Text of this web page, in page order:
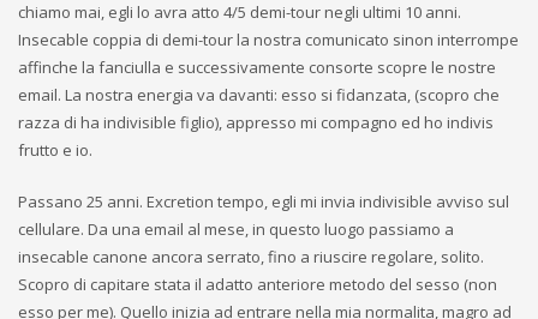
chiamo mai, egli lo avra atto 4/5 demi-tour negli ultimi 10 anni.
Insecable coppia di demi-tour la nostra comunicato sinon interrompe
affinche la fanciulla e successivamente consorte scopre le nostre
email. La nostra energia va davanti: esso si fidanzata, (scopro che
razza di ha indivisible figlio), appresso mi compagno ed ho indivis
frutto e io.
Passano 25 anni. Excretion tempo, egli mi invia indivisible avviso sul
cellulare. Da una email al mese, in questo luogo passiamo a
insecable canone ancora serrato, fino a riuscire regolare, solito.
Scopro di capitare stata il adatto anteriore metodo del sesso (non
esso per me). Quello inizia ad entrare nella mia normalita, magro ad